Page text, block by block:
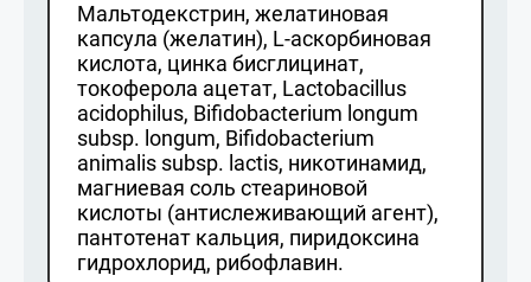
Мальтодекстрин, желатиновая
капсула (желатин), L-аскорбиновая
кислота, цинка бисглицинат,
токоферола ацетат, Lactobacillus
acidophilus, Bifidobacterium longum
subsp. longum, Bifidobacterium
animalis subsp. lactis, никотинамид,
магниевая соль стеариновой
кислоты (антислеживающий агент),
пантотенат кальция, пиридоксина
гидрохлорид, рибофлавин.